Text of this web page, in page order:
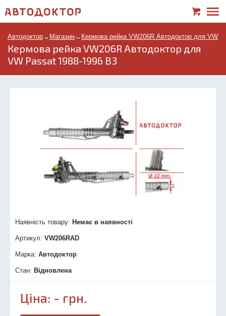
Автодоктор→ Магазин→ Кермова рейка VW206R Автодоктор для VW
Кермова рейка VW206R Автодоктор для
VW Passat 1988-1996 B3
Наявність товару: Немає в наявності
Артикул: VW206RAD
Марка: Автодоктор
Стан: Відновлена
Ціна: - грн.